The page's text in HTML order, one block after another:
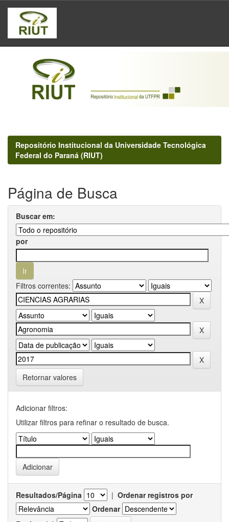
Skip
navigation
Repositório Institucional da Universidade Tecnológica
Federal do Paraná (RIUT)
Página de Busca
Buscar em:
por
Filtros correntes:
Retornar valores
Adicionar filtros:
Utilizar filtros para refinar o resultado de busca.
Resultados/Página | Ordenar registros por
Ordenar